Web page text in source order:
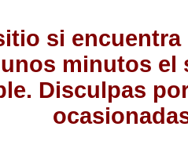
si
minutos el
Disculpas